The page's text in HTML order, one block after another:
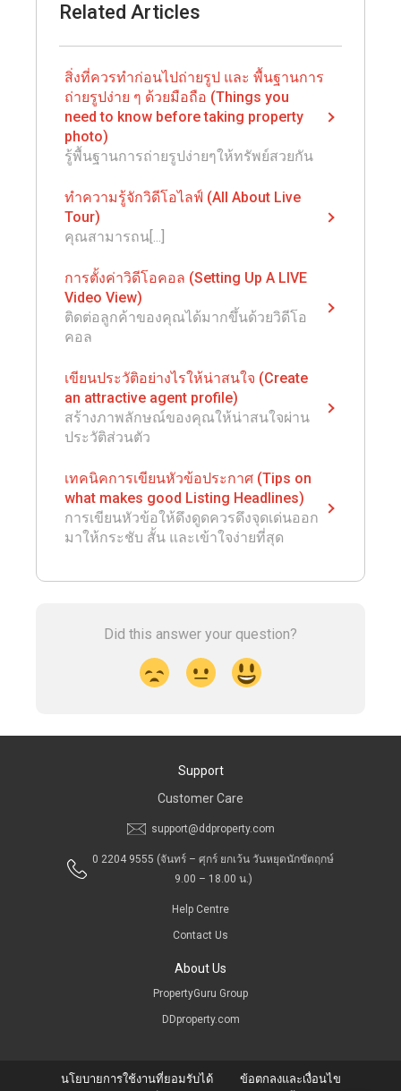
Related Articles
สิ่งที่ควรทำก่อนไปถ่ายรูป และ พื้นฐานการ
ถ่ายรูปง่าย ๆ ด้วยมือถือ (Things you
need to know before taking property
photo)
รู้พื้นฐานการถ่ายรูปง่ายๆให้ทรัพย์สวยกัน
ทำความรู้จักวิดีโอไลฟ์ (All About Live
Tour)
คุณสามารถน[...]
การตั้งค่าวิดีโอคอล (Setting Up A LIVE
Video View)
ติดต่อลูกค้าของคุณได้มากขึ้นด้วยวิดีโอ
คอล
เขียนประวัติอย่างไรให้น่าสนใจ (Create
an attractive agent profile)
สร้างภาพลักษณ์ของคุณให้น่าสนใจผ่าน
ประวัติส่วนตัว
เทคนิคการเขียนหัวข้อประกาศ (Tips on
what makes good Listing Headlines)
การเขียนหัวข้อให้ดึงดูดควรดึงจุดเด่นออก
มาให้กระชับ สั้น และเข้าใจง่ายที่สุด
Did this answer your question?
Support
Customer Care
support@ddproperty.com
0 2204 9555 (จันทร์ – ศุกร์ ยกเว้น วันหยุดนักขัตฤกษ์
9.00 – 18.00 น.)
Help Centre
Contact Us
About Us
PropertyGuru Group
DDproperty.com
นโยบายการใช้งานที่ยอมรับได้ ข้อตกลงและเงื่อนไข